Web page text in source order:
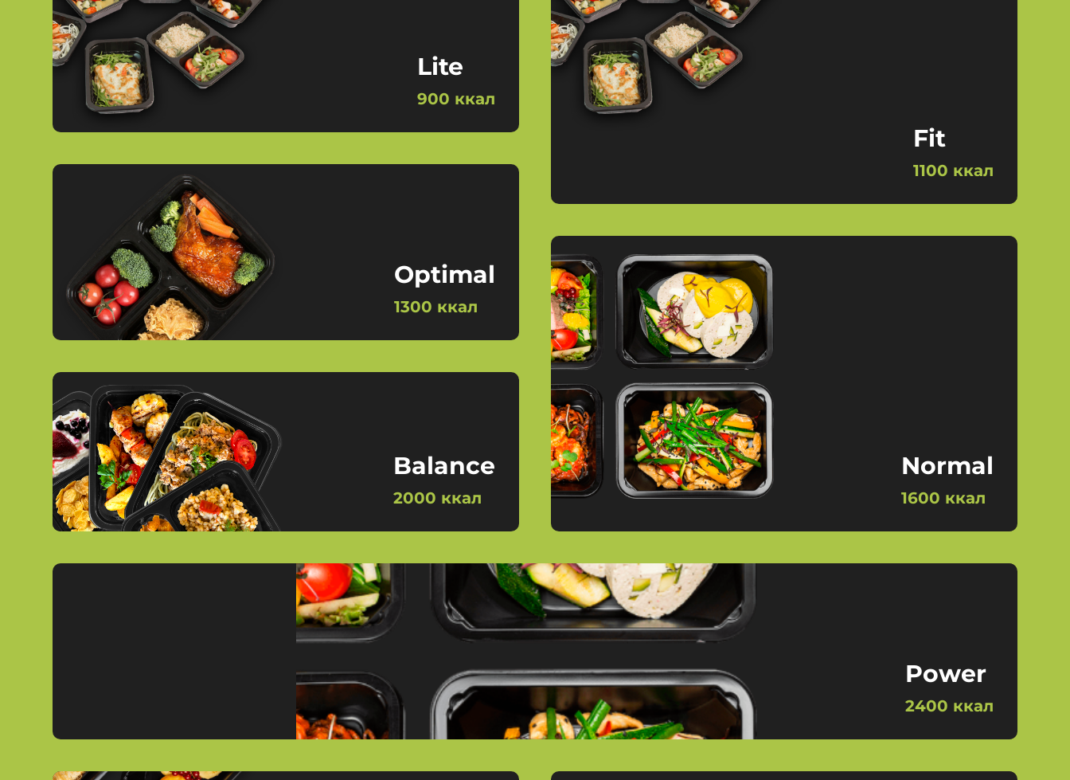
Lite
900 ккал
Fit
1100 ккал
Optimal
1300 ккал
Normal
1600 ккал
Balance
2000 ккал
Power
2400 ккал